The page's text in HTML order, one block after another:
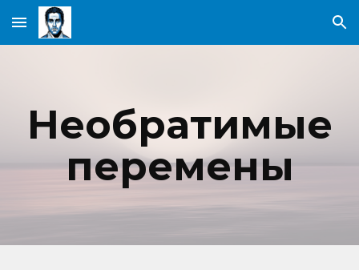
Skip to main content Skip to navigation
Необратимые
перемены